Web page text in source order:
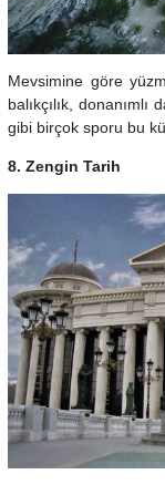
Mevsimine göre
balıkçılık,
gibi birçok sporu bu
8. Zengin Tarih